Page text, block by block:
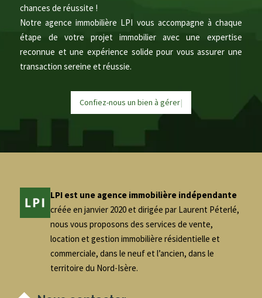
chances de réussite !
Notre agence immobilière LPI vous accompagne à chaque
étape de votre projet immobilier avec une expertise
reconnue et une expérience solide pour vous assurer une
transaction sereine et réussie.
Confiez-nous un bien àgére|
LPI est une agence immobilière indépendante
créée en janvier 2020 et dirigée par Laurent Péterlé,
nous vous proposons des services de vente,
location et gestion immobilière résidentielle et
commerciale, dans le neuf et l’ancien, dans le
territoire du Nord-Isère.